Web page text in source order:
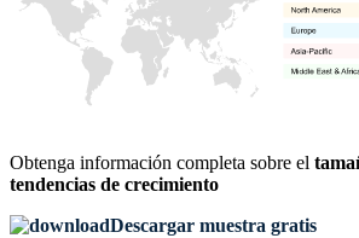
Obtenga información completa sobre el
tendencias de crecimiento
Descargar muestra gratis